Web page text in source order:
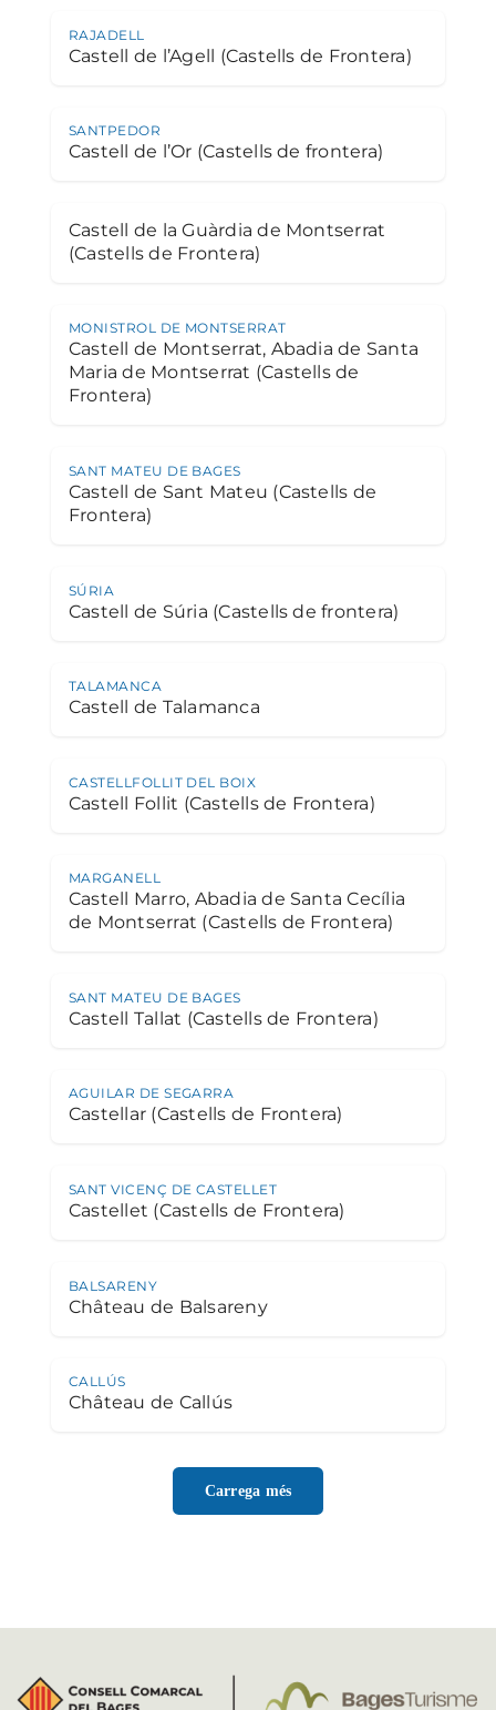
RAJADELL
Castell de l’Agell (Castells de Frontera)
SANTPEDOR
Castell de l’Or (Castells de frontera)
Castell de la Guàrdia de Montserrat
(Castells de Frontera)
MONISTROL DE MONTSERRAT
Castell de Montserrat, Abadia de Santa
Maria de Montserrat (Castells de
Frontera)
SANT MATEU DE BAGES
Castell de Sant Mateu (Castells de
Frontera)
SÚRIA
Castell de Súria (Castells de frontera)
TALAMANCA
Castell de Talamanca
CASTELLFOLLIT DEL BOIX
Castell Follit (Castells de Frontera)
MARGANELL
Castell Marro, Abadia de Santa Cecília
de Montserrat (Castells de Frontera)
SANT MATEU DE BAGES
Castell Tallat (Castells de Frontera)
AGUILAR DE SEGARRA
Castellar (Castells de Frontera)
SANT VICENÇ DE CASTELLET
Castellet (Castells de Frontera)
BALSARENY
Château de Balsareny
CALLÚS
Château de Callús
Carrega més